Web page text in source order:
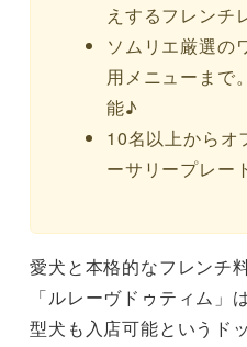
えするフレンチ
ソムリエ厳選の
用メニューまで
能♪
10名以上からオ
ーサリープレー
愛犬と本格的なフレンチ
「ルレーヴドゥティム」
型犬も入店可能というド